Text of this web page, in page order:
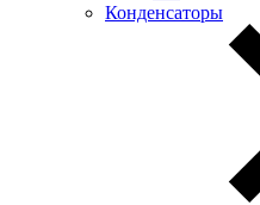
Конденсаторы